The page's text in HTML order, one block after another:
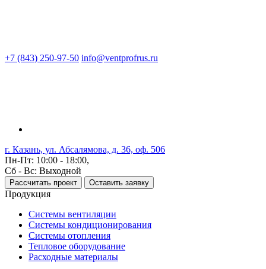
+7 (843) 250-97-50 info@ventprofrus.ru
г. Казань, ул. Абсалямова, д. 36, оф. 506
Пн-Пт: 10:00 - 18:00,
Сб - Вс: Выходной
Рассчитать проект Оставить заявку
Продукция
Системы вентиляции
Системы кондиционирования
Системы отопления
Тепловое оборудование
Расходные материалы